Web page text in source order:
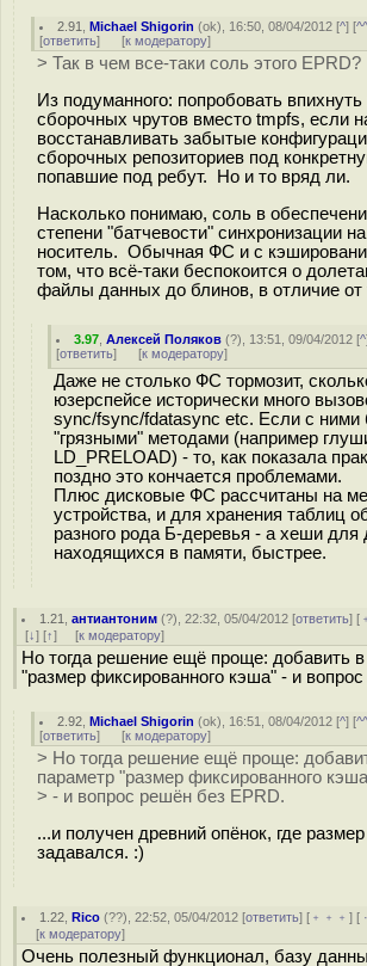
2.91 ,Michael Shigorin (ok), 16:50, 08/04/2012 [^] [
[ответить] [к модератору]
> Так в чем все-таки соль этого EPRD?
Из подуманного: попробовать
сборочных чрутов вместо tmpfs, если
восстанавливать забытые
сборочных репозиториев под
попавшие под ребут. Но и то вряд ли.
Насколько понимаю, соль в
степени "батчевости" синхронизации
носитель. Обычная ФС и с
том, что всё-таки беспокоится о
файлы данных до блинов, в отличие от
3.97 ,Алексей Поляков (?), 13:51, 09/04/2012 [^
[ответить] [к модератору]
Даже не столько ФС тормозит,
юзерспейсе исторически много
sync/fsync/fdatasync etc. Если с ними
"грязными" методами (например
LD_PRELOAD) - то, как показала
поздно это кончается проблемами.
Плюс дисковые ФС рассчитаны на
устройства, и для хранения таблиц
разного рода Б-деревья - а хеши для
находящихся в памяти, быстрее.
1.21 ,антиантоним (?), 22:32, 05/04/2012 [ответить] [
[↓] [↑] [к модератору]
Но тогда решение ещё проще: добавить
"размер фиксированного кэша" - и
2.92 ,Michael Shigorin (ok), 16:51, 08/04/2012 [^] [
[ответить] [к модератору]
> Но тогда решение ещё проще:
параметр "размер фиксированного
> - и вопрос решён без EPRD.
...и получен древний опёнок, где
задавался. :)
1.22 ,Rico (??), 22:52, 05/04/2012 [ответить] [ ﹢﹢﹢] [
[к модератору]
Очень полезный функционал, базу